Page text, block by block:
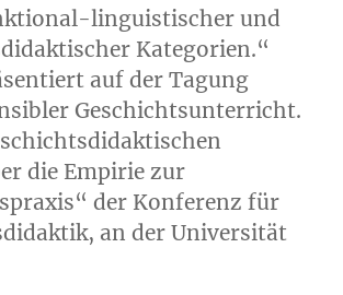
linguistischer und
Kategorien.“
auf der Tagung
Geschichtsunterricht.
die Empirie zur
der Konferenz für
an der Universität